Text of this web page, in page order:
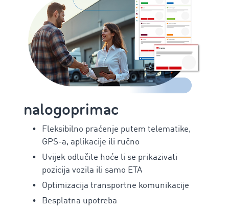
nalogoprimac
Fleksibilno praćenje putem telematike,
GPS-a, aplikacije ili ručno
Uvijek odlučite hoće li se prikazivati
pozicija vozila ili samo ETA
Optimizacija transportne komunikacije
Besplatna upotreba